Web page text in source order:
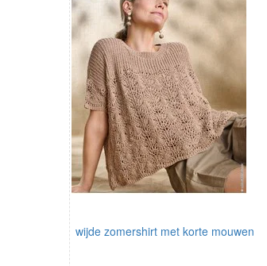
wijde zomershirt met korte mouwen